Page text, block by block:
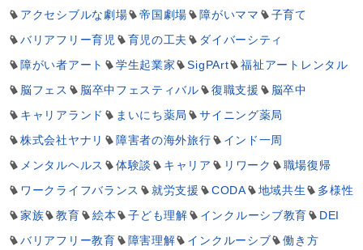
アクセシブルな劇場
帝国劇場 障がいママ
子育て
バリアフリー育児
育児の工夫
ダイバーシティ
障がい者アート
学生起業家 SigPArt
福祉アートレンタル
脳フェス
脳卒中フェスティバル 復職支援
脳卒中
キャリアランド
まいにち薬局
サイニング薬局
株式会社ヤナリ
障害者の海外旅行
インド一周
メンタルヘルス
体験談 キャリア リワーク
職場復帰
ワークライフバランス
就労支援 CODA 地域共生
多様性
家族
教育 絵本 子ども理解 インクルーシブ教育
DEI
バリアフリー教育
障害理解 インクルーシブ
働き方